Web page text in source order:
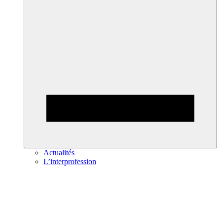
Actualités
L’interprofession